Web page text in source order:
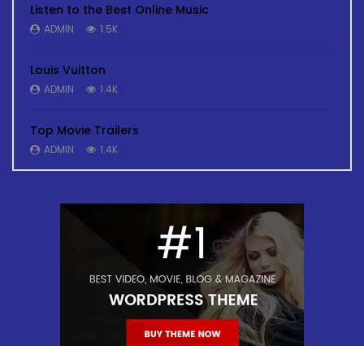
Listen to the Best Online Music
ADMIN 1.5K
Louis Vuitton
ADMIN 1.4K
Top Movie Trailers
ADMIN 1.4K